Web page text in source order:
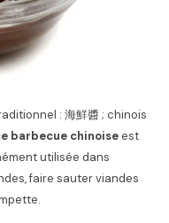
: 海鮮醬 ; chinois
barbecue chinoiseest
utilisée dans
faire sauter viandes